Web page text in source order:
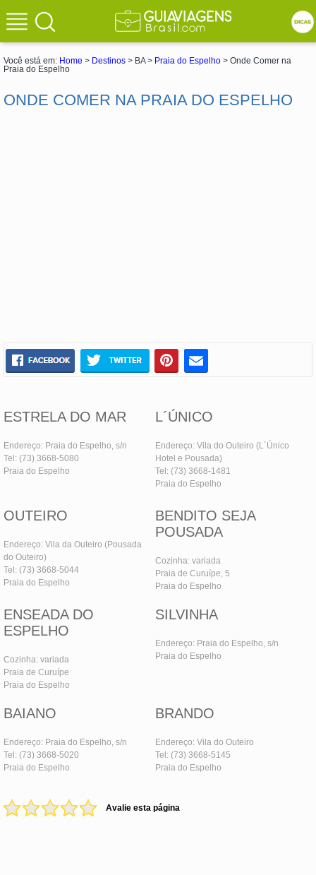
Você está em: Home > Destinos > BA > Praia do Espelho > Onde Comer na
Praia do Espelho
ONDE COMER NA PRAIA DO ESPELHO
ESTRELA DO MAR
Endereço: Praia do Espelho, s/n
Tel: (73) 3668-5080
Praia do Espelho
L´ÚNICO
Endereço: Vila do Outeiro (L´Único
Hotel e Pousada)
Tel: (73) 3668-1481
Praia do Espelho
OUTEIRO
Endereço: Vila da Outeiro (Pousada
do Outeiro)
Tel: (73) 3668-5044
Praia do Espelho
BENDITO SEJA
POUSADA
Cozinha: variada
Praia de Curuípe, 5
Praia do Espelho
ENSEADA DO
ESPELHO
Cozinha: variada
Praia de Curuípe
Praia do Espelho
SILVINHA
Endereço: Praia do Espelho, s/n
Praia do Espelho
BAIANO
Endereço: Praia do Espelho, s/n
Tel: (73) 3668-5020
Praia do Espelho
BRANDO
Endereço: Vila do Outeiro
Tel: (73) 3668-5145
Praia do Espelho
Avalie esta página